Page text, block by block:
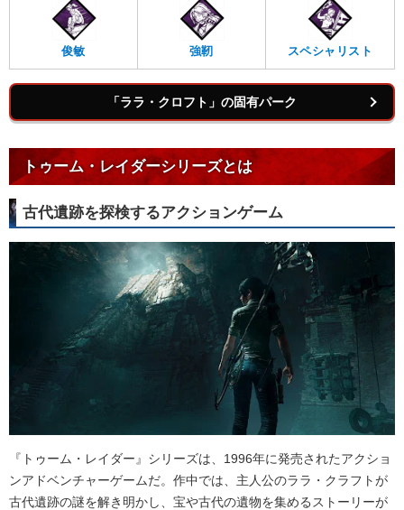
俊敏 強靭 スペシャリスト
「ララ・クロフト」の固有パーク
トゥーム・レイダーシリーズとは
古代遺跡を探検するアクションゲーム
『トゥーム・レイダー』シリーズは、1996年に発売されたアクショ
ンアドベンチャーゲームだ。作中では、主人公のララ・クラフトが
古代遺跡の謎を解き明かし、宝や古代の遺物を集めるストーリーが